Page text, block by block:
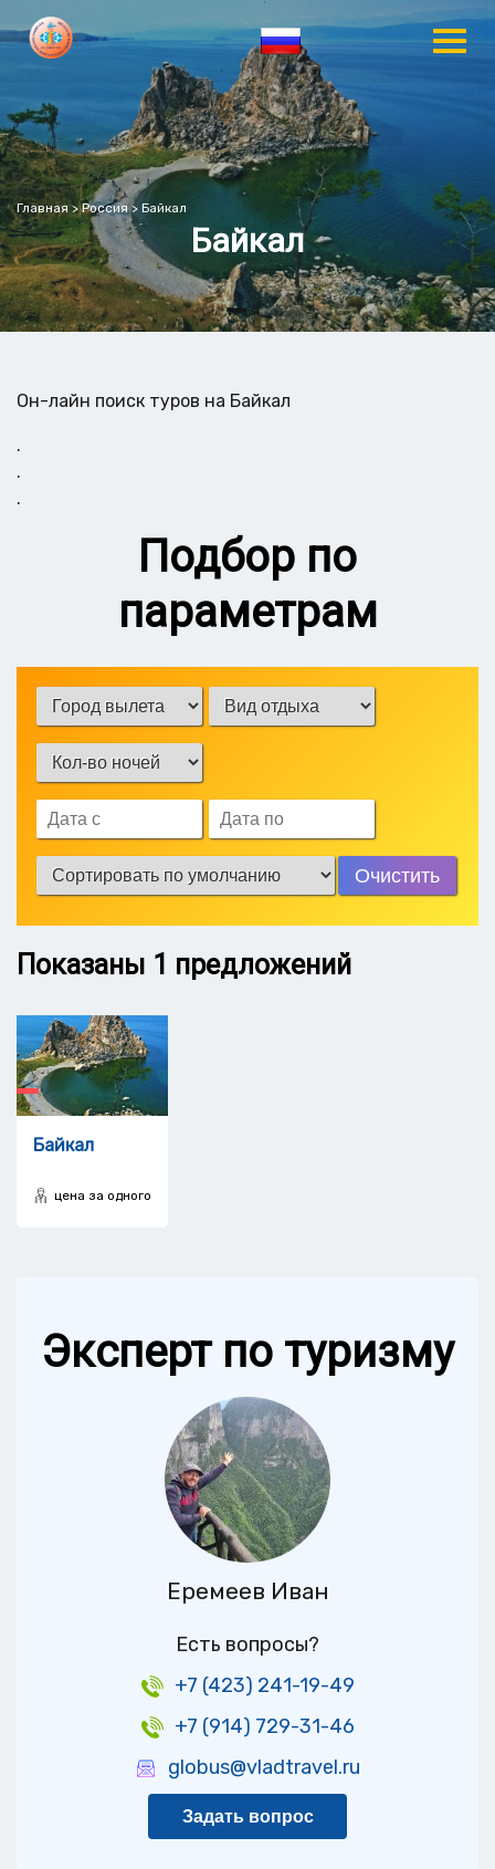
Главная >Россия> Байкал
Байкал
Он-лайн поиск туров на Байкал
.
.
.
Подбор по
параметрам
Очистить
Показаны 1 предложений
Байкал
цена за одного
Эксперт по туризму
Еремеев Иван
Есть вопросы?
+7 (423) 241-19-49
+7 (914) 729-31-46
globus@vladtravel.ru
Задать вопрос